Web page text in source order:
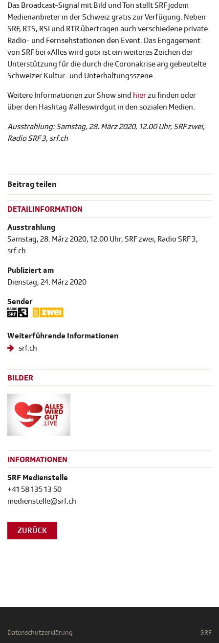
Das Broadcast-Signal mit Bild und Ton stellt SRF jedem
Medienanbieter in der Schweiz gratis zur Verfügung. Neben
SRF, RTS, RSI und RTR übertragen auch verschiedene private
Radio- und Fernsehstationen den Event. Das Engagement
von SRF bei «Alles wird gut» ist ein weiteres Zeichen der
Unterstützung für die durch die Coronakrise arg gebeutelte
Schweizer Kultur- und Unterhaltungsszene.
Weitere Informationen zur Show sind hierzu finden oder
über den Hashtag #alleswirdgut in den sozialen Medien.
Ausstrahlung:Samstag, 28. März 2020, 12.00 Uhr, SRF zwei,
Radio SRF 3, srf.ch
Beitrag teilen
DETAILINFORMATION
Ausstrahlung
Samstag, 28. März 2020, 12.00 Uhr, SRF zwei, Radio SRF 3,
srf.ch
Publiziert am
Dienstag, 24. März 2020
Sender
Weiterführende Informationen
srf.ch
BILDER
INFORMATIONEN
SRF Medienstelle
+41 58 135 13 50
medienstelle@srf.ch
ZURÜCK
Datenschutzerklärung
SRF